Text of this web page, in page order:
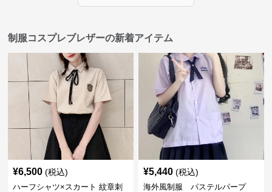
制服コスプレブレザーの新着アイテム
¥6,500 (税込)
ハーフシャツ×スカート 紋章刺
¥5,440 (税込)
海外風制服 パステルパープ